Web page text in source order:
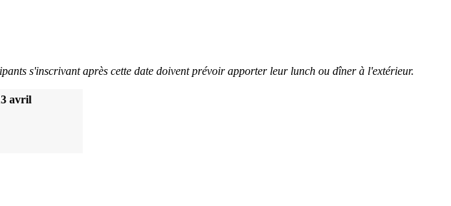
s'inscrivant après cette date doivent prévoir apporter leur lunch ou dîner à l'extérieur.
avril